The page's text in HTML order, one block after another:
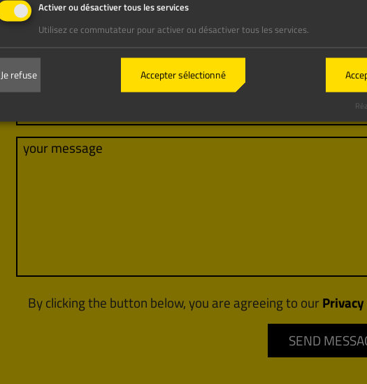
By clicking the button below, you are agreeing to our
SEND
Activer ou désactiver tous les services
Utilisez ce commutateur pour activer ou désactiver tous les services.
Je refuse Accepter sélectionné